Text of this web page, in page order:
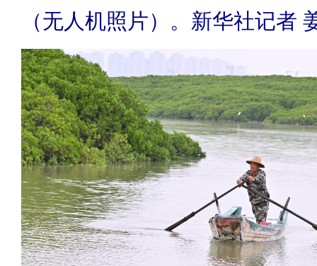
（无人机照片）。新华社记者